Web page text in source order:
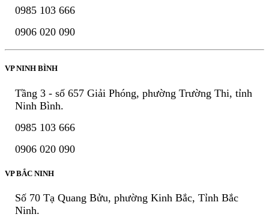
0985 103 666
0906 020 090
VP NINH BÌNH
Tầng 3 - số 657 Giải Phóng, phường Trường Thi, tỉnh
Ninh Bình.
0985 103 666
0906 020 090
VP BẮC NINH
Số 70 Tạ Quang Bửu, phường Kinh Bắc, Tỉnh Bắc
Ninh.